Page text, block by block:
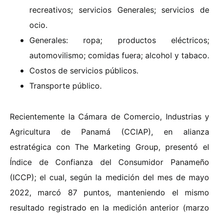
recreativos; servicios Generales; servicios de
ocio.
Generales: ropa; productos eléctricos;
automovilismo; comidas fuera; alcohol y tabaco.
Costos de servicios públicos.
Transporte público.
Recientemente la Cámara de Comercio, Industrias y
Agricultura de Panamá (CCIAP), en alianza
estratégica con The Marketing Group, presentó el
Índice de Confianza del Consumidor Panameño
(ICCP); el cual, según la medición del mes de mayo
2022, marcó 87 puntos, manteniendo el mismo
resultado registrado en la medición anterior (marzo